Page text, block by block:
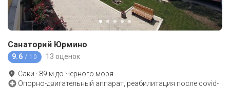
Санаторий Юрмино
9.6 / 10 13 оценок
Саки · 89 м до Черного моря
Опорно-двигательный аппарат, реабилитация после covid-